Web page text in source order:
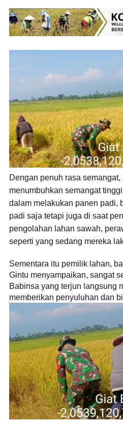
Dengan penuh rasa
menumbuhkan semangat
dalam melakukan panen padi,
padi saja tetapi juga di saat
pengolahan lahan sawah,
seperti yang sedang mereka
Sementara itu pemilik lahan,
Gintu menyampaikan, sangat
Babinsa yang terjun langsung
memberikan penyuluhan dan